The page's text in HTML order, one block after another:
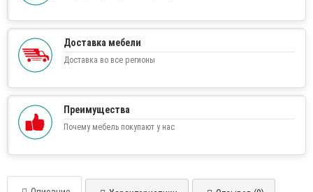
Доставка мебели
Доставка во все регионы
Преимущества
Почему мебель покупают у нас